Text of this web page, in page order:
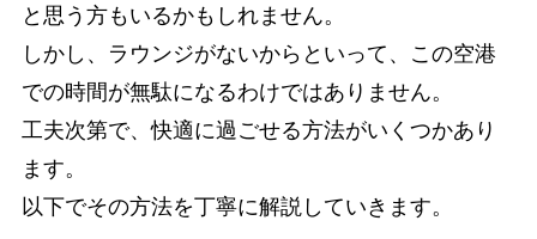
と思う方もいるかもしれません。
しかし、ラウンジがないからといって、この空港
での時間が無駄になるわけではありません。
工夫次第で、快適に過ごせる方法がいくつかあり
ます。
以下でその方法を丁寧に解説していきます。